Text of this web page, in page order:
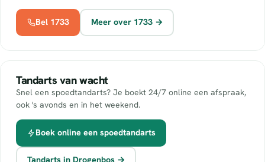
Bel 1733 Meer over 1733 →
Tandarts van wacht
Snel een spoedtandarts? Je boekt 24/7 online een afspraak,
ook 's avonds en in het weekend.
Boek online een spoedtandarts
Tandarts in Drogenbos →